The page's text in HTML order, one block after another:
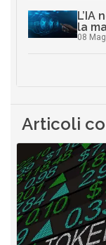
L’IA
la
08
Articoli